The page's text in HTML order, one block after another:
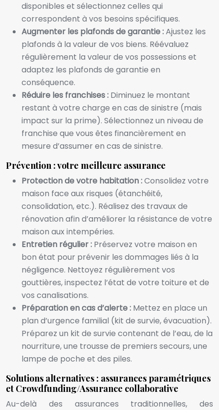
disponibles et sélectionnez celles qui
correspondent à vos besoins spécifiques.
Augmenter les plafonds de garantie :Ajustez les
plafonds à la valeur de vos biens. Réévaluez
régulièrement la valeur de vos possessions et
adaptez les plafonds de garantie en
conséquence.
Réduire les franchises : Diminuez le montant
restant à votre charge en cas de sinistre (mais
impact sur la prime). Sélectionnez un niveau de
franchise que vous êtes financièrement en
mesure d’assumer en cas de sinistre.
Prévention : votre meilleure assurance
Protection de votre habitation :Consolidez votre
maison face aux risques (étanchéité,
consolidation, etc.). Réalisez des travaux de
rénovation afin d’améliorer la résistance de votre
maison aux intempéries.
Entretien régulier : Préservez votre maison en
bon état pour prévenir les dommages liés à la
négligence. Nettoyez régulièrement vos
gouttières, inspectez l’état de votre toiture et de
vos canalisations.
Préparation en cas d’alerte : Mettez en place un
plan d’urgence familial (kit de survie, évacuation).
Préparez un kit de survie contenant de l’eau, de la
nourriture, une trousse de premiers secours, une
lampe de poche et des piles.
Solutions alternatives : assurances paramétriques
et Crowdfunding/Assurance collaborative
Au-delà des assurances traditionnelles, des